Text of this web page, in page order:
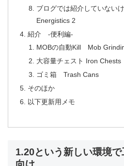
ブログでは紹介していな
Energistics 2
紹介 -便利編-
MOBの自動Kill Mob
大容量チェスト Iron Chests
ゴミ箱 Trash Cans
そのほか
以下更新用メモ
1.20という新しい環境